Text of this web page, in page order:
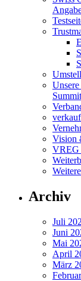
Vision
VREG
Archiv
Juli
Juni
Mai
April
März